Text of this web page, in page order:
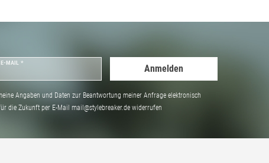
E-MAIL *
Anmelden
Angaben und Daten zur Beantwortung meiner Anfrage elektronisch
die Zukunft per E-Mail mail@stylebreaker.de widerrufen